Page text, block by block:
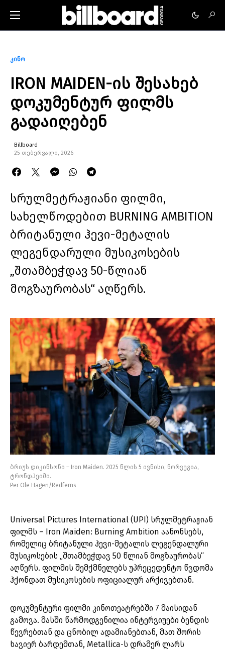
კინო
IRON MAIDEN-ის შესახებ
დოკუმენტურ ფილმს
გადაიღებენ
Billboard
25 თებერვალი, 2026
სრულმეტრაჟიანი ფილმი,
სახელწოდებით BURNING AMBITION
ბრიტანული ჰევი-მეტალის
ლეგენდარული მუსიკოსების
„შთამბეჭდავ 50-წლიან
მოგზაურობას“ აღწერს.
ბრიუს დიკინსონი – Iron Maiden. 2025 წლის 5 ივნისი, ნორვეგია,
ტრონდჰეიმი.
Per Ole Hagen/Redferns
Universal Pictures International (UPI) სრულმეტრაჟიან
ფილმს – Iron Maiden: Burning Ambition აანონსებს,
რომელიც ბრიტანული ჰევი-მეტალის ლეგენდალური
მუსიკოსების „შთამბეჭდავ 50 წლიან მოგზაურობას“
აღწერს. ფილმის შემქმნელებს უპრეცედენტო წვდომა
ჰქონდათ მუსიკოსების ოფიციალურ არქივებთან.
დოკუმენტური ფილმი კინოთეატრებში 7 მაისიდან
გამოვა. მასში წარმოდგენილია ინტერვიუები ბენდის
წევრებთან და ცნობილ ადამიანებთან, მათ შორის
ხავიერ ბარდემთან, Metallica-ს დრამერ ლარს